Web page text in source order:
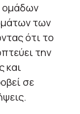
ομάδων
των
ότι το
την
και
σε